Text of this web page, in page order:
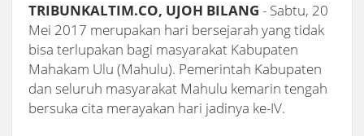
TRIBUNKALTIM.CO, UJOH BILANG - Sabtu, 20
Mei 2017 merupakan hari bersejarah yang tidak
bisa terlupakan bagi masyarakat Kabupaten
Mahakam Ulu (Mahulu). Pemerintah Kabupaten
dan seluruh masyarakat Mahulu kemarin tengah
bersuka cita merayakan hari jadinya ke-IV.